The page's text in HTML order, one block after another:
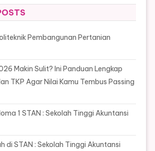
Pembangunan Pertanian
Makin Sulit? Ini Panduan Lengkap
TKP Agar Nilai Kamu Tembus Passing
1 STAN : Sekolah Tinggi Akuntansi
di STAN : Sekolah Tinggi Akuntansi